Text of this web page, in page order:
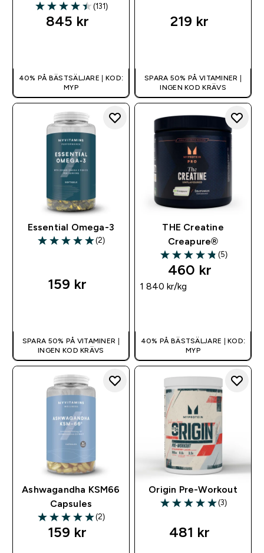
4.42 out of 5 stars
(131)
845 kr‎
40% PÅ BÄSTSÄLJARE | KOD:
MYP
219 kr‎
SPARA 50% PÅ VITAMINER |
INGEN KOD KRÄVS
Essential Omega-3
5 out of 5 stars
(2)
159 kr‎
SPARA 50% PÅ VITAMINER |
INGEN KOD KRÄVS
THE Creatine
Creapure®
4.8 out of 5 stars
(5)
460 kr‎
1 840 kr‎/kg
40% PÅ BÄSTSÄLJARE | KOD:
MYP
Ashwagandha KSM66
Capsules
5 out of 5 stars
(2)
159 kr‎
Origin Pre-Workout
5 out of 5 stars
(3)
481 kr‎